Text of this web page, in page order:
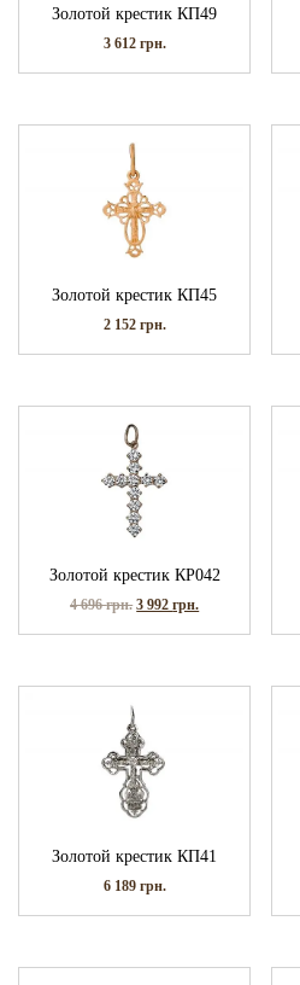
Золотой крестик КП49
3 612 грн.
Золотой крестик КП45
2 152 грн.
Золотой крестик КР042
4 696грн. 3 992грн.
Золотой крестик КП41
6 189 грн.